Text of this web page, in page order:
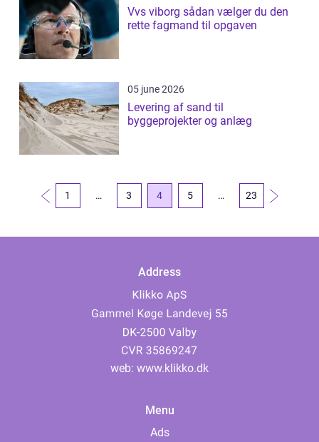
Vvs viborg sådan vælger du den
rette fagmand til opgaven
05 june 2026
Levering af sand til
byggeprojekter og anlæg
1 … 3 4 5 … 23
Address
web: www.klikko.dk
Menu
Ads